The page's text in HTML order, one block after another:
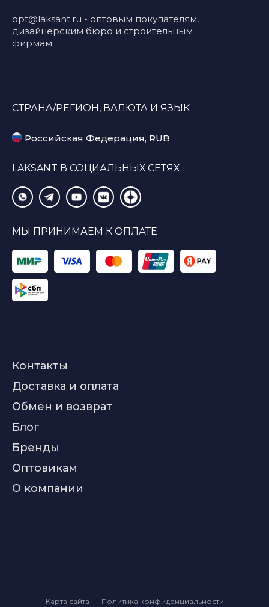
opt@laksant.ru - оптовым покупателям,
дизайнерским бюро и строительным
фирмам.
СТРАНА/РЕГИОН, ВАЛЮТА И ЯЗЫК
Российская Федерация, RUB
LAKSANT В СОЦИАЛЬНЫХ СЕТЯХ
МЫ ПРИНИМАЕМ К ОПЛАТЕ
Контакты
Доставка и оплата
Обмен и возврат
Блог
Бренды
Оптовикам
О компании
Карта сайта Политика конфиденциальности